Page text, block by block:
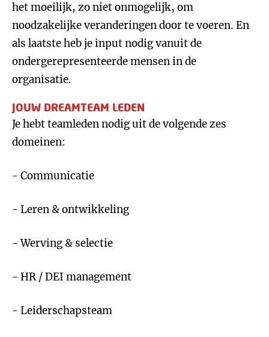
het moeilijk, zo niet onmogelijk, om
noodzakelijke veranderingen door te voeren. En
als laatste heb je input nodig vanuit de
ondergerepresenteerde mensen in de
organisatie.
JOUW DREAMTEAM LEDEN
Je hebt teamleden nodig uit de volgende zes
domeinen:
- Communicatie
- Leren & ontwikkeling
- Werving & selectie
- HR / DEI management
- Leiderschapsteam